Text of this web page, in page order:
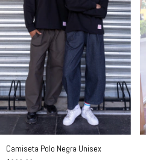
Camiseta Polo Negra Unisex